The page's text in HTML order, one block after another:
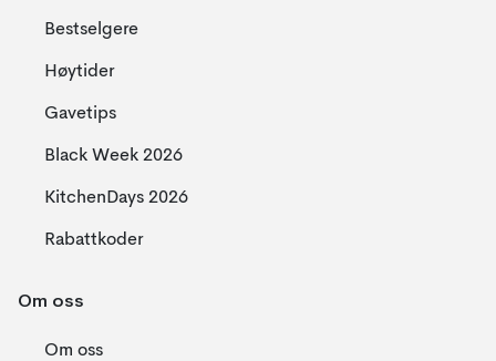
Bestselgere
Høytider
Gavetips
Black Week 2026
KitchenDays 2026
Rabattkoder
Om oss
Om oss